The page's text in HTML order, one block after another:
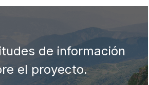
de información
el proyecto.